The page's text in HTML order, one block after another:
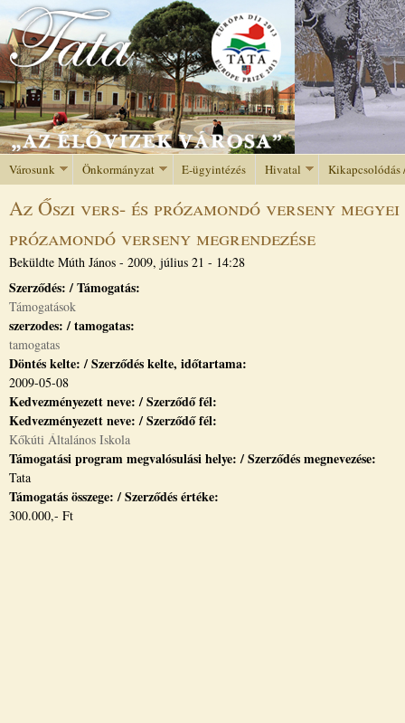
Jump to navigation
Városunk Önkormányzat E-ügyintézés Hivatal Kikapcsolódás
Az Őszi vers- és prózamondó verseny
prózamondó verseny megrendezése
Beküldte Múth János - 2009, július 21 - 14:28
Szerződés: / Támogatás:
Támogatások
szerzodes: / tamogatas:
tamogatas
Döntés kelte: / Szerződés kelte, időtartama:
2009-05-08
Kedvezményezett neve: / Szerződő fél:
Kedvezményezett neve: / Szerződő fél:
Kőkúti Általános Iskola
Támogatási program megvalósulási helye: / Szerződés megnevezése:
Tata
Támogatás összege: / Szerződés értéke:
300.000,- Ft